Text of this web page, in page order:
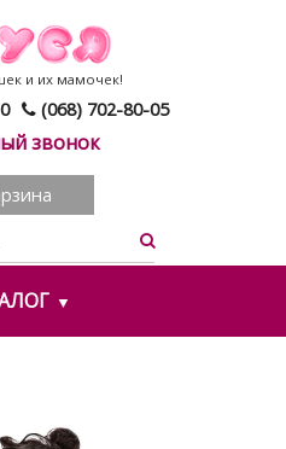
(068) 702-80-05
звонок
и их мамочек!